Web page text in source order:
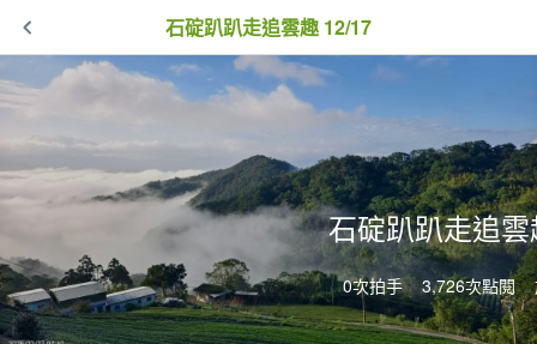
石碇趴趴走追雲趣 12/17
石碇趴趴走追
0次拍手 3,726次點閱